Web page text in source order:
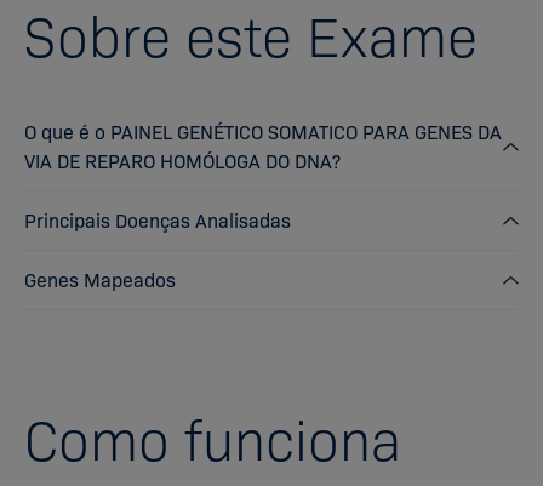
Sobre este Exame
O que é o PAINEL GENÉTICO SOMATICO PARA GENES DA
VIA DE REPARO HOMÓLOGA DO DNA?
Principais Doenças Analisadas
Genes Mapeados
Como funciona